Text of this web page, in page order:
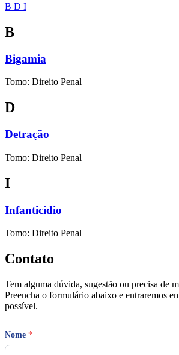
B D I
B
Bigamia
Tomo: Direito Penal
D
Detração
Tomo: Direito Penal
I
Infanticídio
Tomo: Direito Penal
Contato
Tem alguma dúvida, sugestão ou precisa de
Preencha o formulário abaixo e entraremos
possível.
Nome *